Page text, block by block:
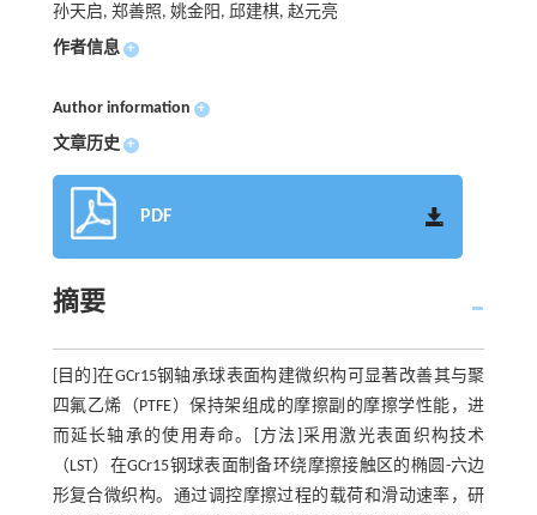
孙天启, 郑善照, 姚金阳, 邱建棋, 赵元亮
作者信息 +
Author information +
文章历史 +
PDF
摘要
[目的]在GCr15钢轴承球表面构建微织构可显著改善其与聚
四氟乙烯（PTFE）保持架组成的摩擦副的摩擦学性能，进
而延长轴承的使用寿命。[方法]采用激光表面织构技术
（LST）在GCr15钢球表面制备环绕摩擦接触区的椭圆-六边
形复合微织构。通过调控摩擦过程的载荷和滑动速率，研